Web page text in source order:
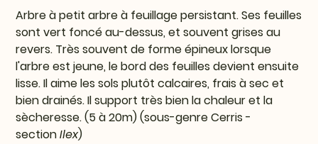
Arbre à petit arbre à feuillage persistant. Ses feuilles
sont vert foncé au-dessus, et souvent grises au
revers. Très souvent de forme épineux lorsque
l'arbre est jeune, le bord des feuilles devient ensuite
lisse. Il aime les sols plutôt calcaires, frais à sec et
bien drainés. Il support très bien la chaleur et la
sècheresse. (5 à 20m) (sous-genre Cerris -
sectionIlex)